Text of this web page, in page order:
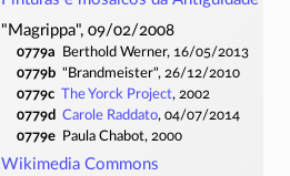
Magrippa , 09/02/2008
0779a Berthold Werner, 16/05/2013
0779b
Brandmeister , 26/12/2010
0779c The Yorck Project, 2002
0779d Carole Raddato, 04/07/2014
0779ePaula Chabot, 2000
Wikimedia Commons